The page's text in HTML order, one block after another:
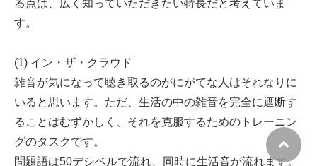
る点は、広く知っていただきたい特長だと考えていま
す。
(1) イン・ザ・クラウド
雑音が気になって聴き取るのがにがてな人はそれなりに
いると思います。ただ、生活の中の雑音を完全に遮断す
ることはむずかしく、それを克服するためのトレーニン
グのタスクです。
問題語は50デシベルで流れ、同時に生活音が流れます。